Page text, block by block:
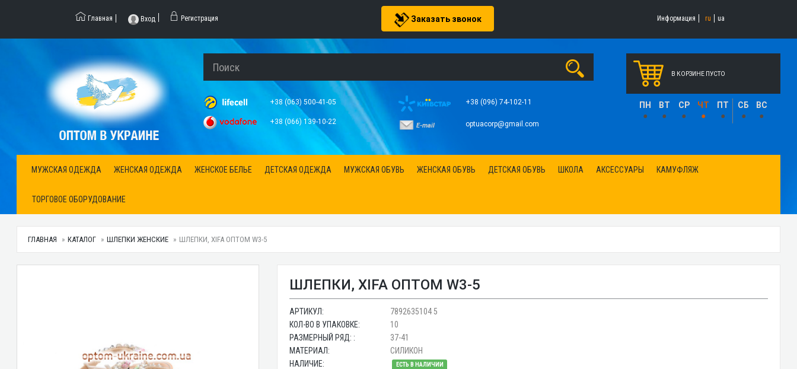
Заказать звонок
Главная Вход Регистрация Информация ru ua
+38 (063) 500-41-05
+38 (066) 139-10-22
+38 (096) 74-102-11
E-mail optuacorp@gmail.com
В КОРЗИНЕ ПУСТО
ПН ВТ СР ЧТ ПТ СБ ВС
• • • • • • •
МУЖСКАЯ ОДЕЖДА ЖЕНСКАЯ ОДЕЖДА ЖЕНСКОЕ БЕЛЬЕ ДЕТСКАЯ ОДЕЖДА МУЖСКАЯ ОБУВЬ ЖЕНСКАЯ ОБУВЬ ДЕТСКАЯ ОБУВЬ ШКОЛА АКСЕССУАРЫ КАМУФЛЯЖ
ТОРГОВОЕ ОБОРУДОВАНИЕ
ГЛАВНАЯ КАТАЛОГ ШЛЕПКИ ЖЕНСКИЕ ШЛЕПКИ, XIFA ОПТОМ W3-5
ШЛЕПКИ, XIFA ОПТОМ W3-5
АРТИКУЛ:
7892635104 5
КОЛ-ВО В УПАКОВКЕ:
10
РАЗМЕРНЫЙ РЯД: :
37-41
МАТЕРИАЛ:
СИЛИКОН
НАЛИЧИЕ:
ЕСТЬ В НАЛИЧИИ